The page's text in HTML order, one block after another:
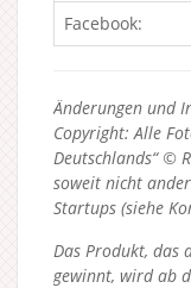
Facebook:
Änderungen und
Copyright: Alle
Deutschlands“ ©
soweit nicht
Startups (siehe
Das Produkt, das
gewinnt, wird ab